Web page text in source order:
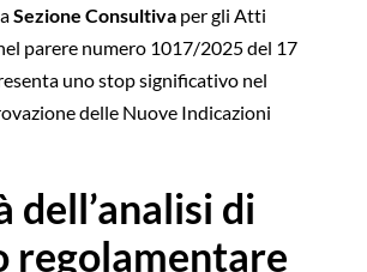
Sezione Consultivaper gli Atti
parere numero 1017/2025 del 17
uno stop significativo nel
delle Nuove Indicazioni
dell’analisi di
regolamentare